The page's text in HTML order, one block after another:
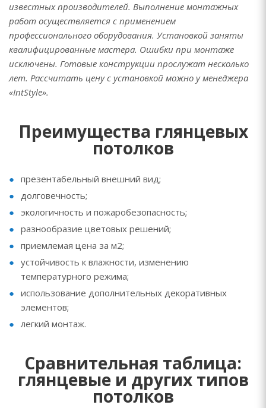
известных производителей. Выполнение монтажных
работ осуществляется с применением
профессионального оборудования. Установкой заняты
квалифицированные мастера. Ошибки при монтаже
исключены. Готовые конструкции прослужат несколько
лет. Рассчитать цену с установкой можно у менеджера
«IntStyle».
Преимущества глянцевых
потолков
презентабельный внешний вид;
долговечность;
экологичность и пожаробезопасность;
разнообразие цветовых решений;
приемлемая цена за м2;
устойчивость к влажности, изменению
температурного режима;
использование дополнительных декоративных
элементов;
легкий монтаж.
Сравнительная таблица:
глянцевые и других типов
потолков